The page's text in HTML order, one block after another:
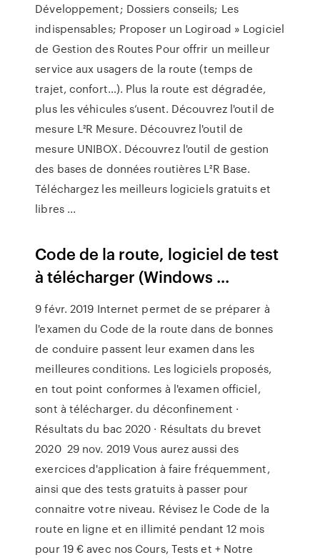
Développement; Dossiers conseils; Les
indispensables; Proposer un Logiroad » Logiciel
de Gestion des Routes Pour offrir un meilleur
service aux usagers de la route (temps de
trajet, confort…). Plus la route est dégradée,
plus les véhicules s’usent. Découvrez l'outil de
mesure L²R Mesure. Découvrez l'outil de
mesure UNIBOX. Découvrez l'outil de gestion
des bases de données routières L²R Base.
Téléchargez les meilleurs logiciels gratuits et
libres ...
Code de la route, logiciel de test
à télécharger (Windows ...
9 févr. 2019 Internet permet de se préparer à
l'examen du Code de la route dans de bonnes
de conduire passent leur examen dans les
meilleures conditions. Les logiciels proposés,
en tout point conformes à l'examen officiel,
sont à télécharger. du déconfinement ·
Résultats du bac 2020 · Résultats du brevet
2020 29 nov. 2019 Vous aurez aussi des
exercices d'application à faire fréquemment,
ainsi que des tests gratuits à passer pour
connaitre votre niveau. Révisez le Code de la
route en ligne et en illimité pendant 12 mois
pour 19 € avec nos Cours, Tests et + Notre